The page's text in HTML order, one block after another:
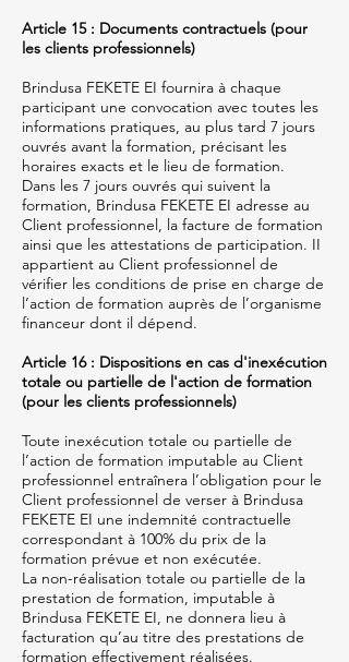
Article 15 : Documents contractuels (pour
les clients professionnels)
Brindusa FEKETE EI fournira à chaque
participant une convocation avec toutes les
informations pratiques, au plus tard 7 jours
ouvrés avant la formation, précisant les
horaires exacts et le lieu de formation.
Dans les 7 jours ouvrés qui suivent la
formation, Brindusa FEKETE EI adresse au
Client professionnel, la facture de formation
ainsi que les attestations de participation. II
appartient au Client professionnel de
vérifier les conditions de prise en charge de
l’action de formation auprès de l’organisme
financeur dont il dépend.
Article 16 : Dispositions en cas d'inexécution
totale ou partielle de l'action de formation
(pour les clients professionnels)
Toute inexécution totale ou partielle de
l’action de formation imputable au Client
professionnel entraînera l’obligation pour le
Client professionnel de verser à Brindusa
FEKETE EI une indemnité contractuelle
correspondant à 100% du prix de la
formation prévue et non exécutée.
La non-réalisation totale ou partielle de la
prestation de formation, imputable à
Brindusa FEKETE EI, ne donnera lieu à
facturation qu’au titre des prestations de
formation effectivement réalisées.